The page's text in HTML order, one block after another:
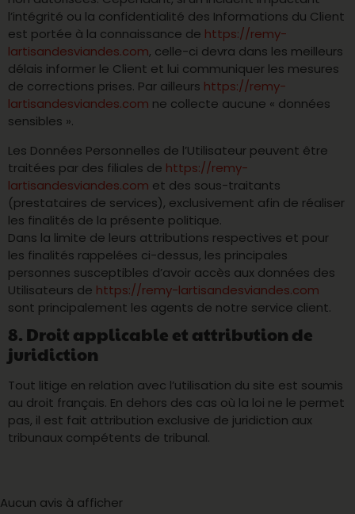
l’intégrité ou la confidentialité des Informations du Client
est portée à la connaissance de https://remy-
lartisandesviandes.com, celle-ci devra dans les meilleurs
délais informer le Client et lui communiquer les mesures
de corrections prises. Par ailleurs https://remy-
lartisandesviandes.com ne collecte aucune « données
sensibles ».
Les Données Personnelles de l’Utilisateur peuvent être
traitées par des filiales de https://remy-
lartisandesviandes.com et des sous-traitants
(prestataires de services), exclusivement afin de réaliser
les finalités de la présente politique.
Dans la limite de leurs attributions respectives et pour
les finalités rappelées ci-dessus, les principales
personnes susceptibles d’avoir accès aux données des
Utilisateurs de https://remy-lartisandesviandes.com
sont principalement les agents de notre service client.
8. Droit applicable et attribution de
juridiction
Tout litige en relation avec l’utilisation du site est soumis
au droit français. En dehors des cas où la loi ne le permet
pas, il est fait attribution exclusive de juridiction aux
tribunaux compétents de tribunal.
Aucun avis à afficher